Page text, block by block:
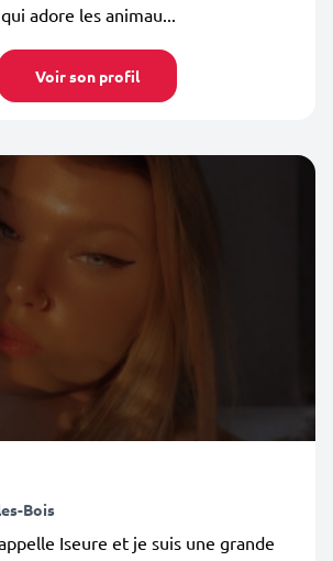
adore les animau...
Voir son profil
Bois
Iseure et je suis une grande